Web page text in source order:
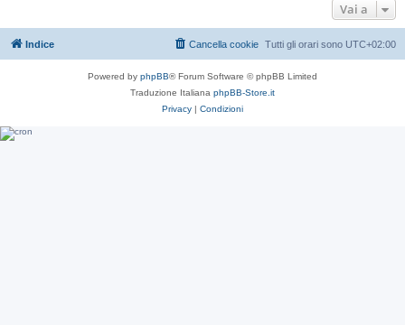
Vai a
Indice Tutti gli orari sono UTC+02:00
Cancella cookie
Powered by phpBB® Forum Software © phpBB Limited
Traduzione Italiana phpBB-Store.it
Privacy | Condizioni